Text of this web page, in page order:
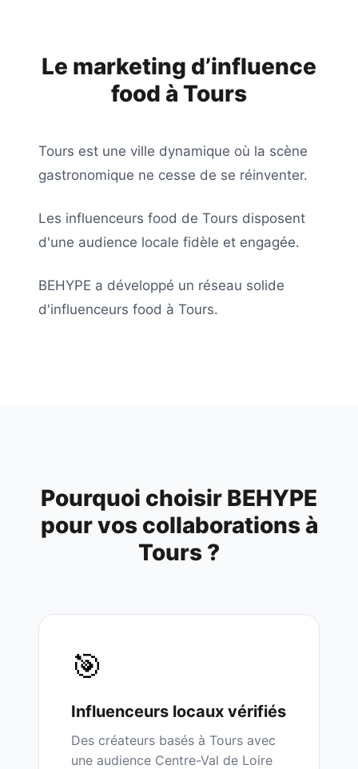
Le marketing d’influence
food à Tours
Tours est une ville dynamique où la scène
gastronomique ne cesse de se réinventer.
Les influenceurs food de Tours disposent
d'une audience locale fidèle et engagée.
BEHYPE a développé un réseau solide
d'influenceurs food à Tours.
Pourquoi choisir BEHYPE
pour vos collaborations à
Tours ?
🎯
Influenceurs locaux vérifiés
Des créateurs basés à Tours avec
une audience Centre-Val de Loire